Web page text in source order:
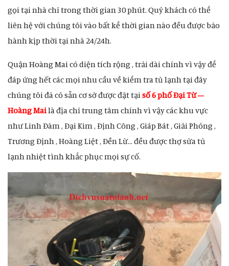
gọi tại nhà chỉ trong thời gian 30 phút. Quý khách có thể
liên hệ với chúng tôi vào bất kể thời gian nào đều được bảo
hành kịp thời tại nhà 24/24h.
Quận Hoàng Mai có diện tích rộng , trải dài chính vì vậy để
đáp ứng hết các mọi nhu cầu về kiểm tra tủ lạnh tại đây
chúng tôi đã có sẵn cơ sở được đặt tại số 6 phố Đại Từ –
Hoàng Mailà địa chỉ trung tâm chính vì vậy các khu vực
như Linh Đàm , Đại Kim , Định Công , Giáp Bát , Giải Phóng ,
Trương Định , Hoàng Liệt , Đền Lừ… đều được thợ sửa tủ
lạnh nhiệt tình khắc phục mọi sự cố.